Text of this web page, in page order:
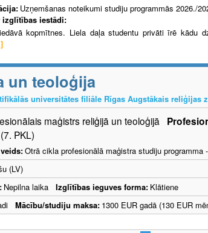
Uzņemšanas noteikumi studiju programmās 2026./
iestādi:
kopmītnes. Liela daļa studentu privāti īrē kādu
un teoloģija
universitātes filiāle Rīgas Augstākais reliģijas
maģistrs reliģijā un teoloģijā
PKL)
Otrā cikla profesionālā maģistra studiju programma
(LV)
Nepilna laika Izglītības ieguves forma: Klātiene
Mācību/studiju maksa: 1300 EUR gadā (130 EUR